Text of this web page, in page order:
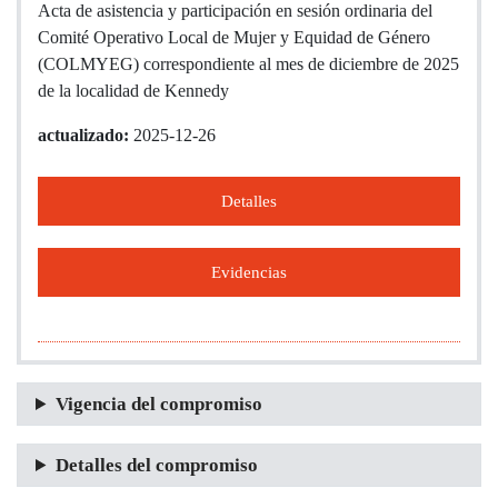
Acta de asistencia y participación en sesión ordinaria del
Comité Operativo Local de Mujer y Equidad de Género
(COLMYEG) correspondiente al mes de diciembre de 2025
de la localidad de Kennedy
actualizado: 2025-12-26
Detalles
Evidencias
Vigencia del compromiso
Detalles del compromiso